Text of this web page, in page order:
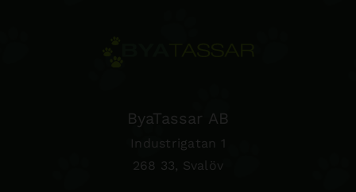
ByaTassar AB
Industrigatan 1
268 33, Svalöv